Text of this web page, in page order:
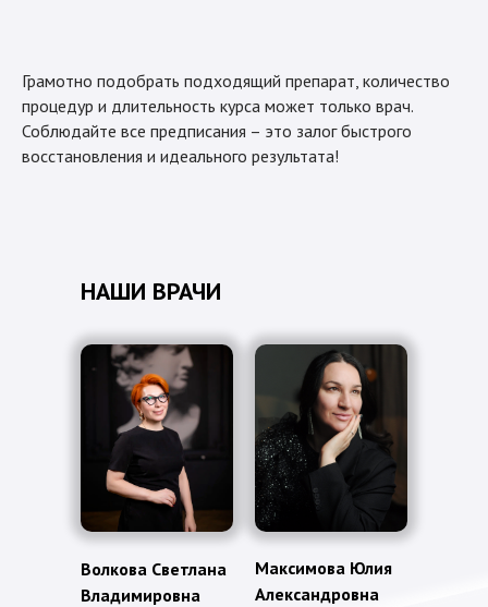
Грамотно подобрать подходящий препарат, количество
процедур и длительность курса может только врач.
Соблюдайте все предписания – это залог быстрого
восстановления и идеального результата!
НАШИ ВРАЧИ
Волкова Светлана
Владимировна
Максимова Юлия
Александровна